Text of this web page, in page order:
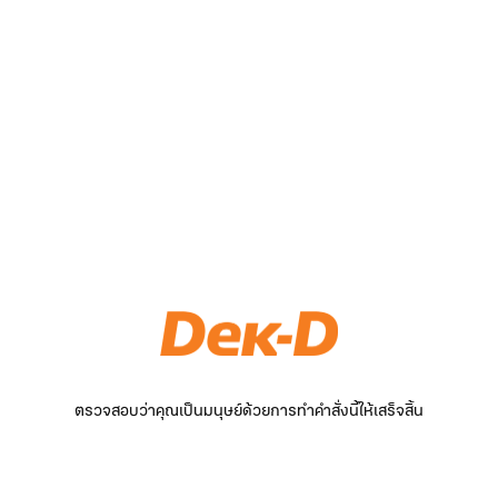
ตรวจสอบว่าคุณเป็นมนุษย์ด้วยการทำคำสั่งนี้ให้เสร็จสิ้น